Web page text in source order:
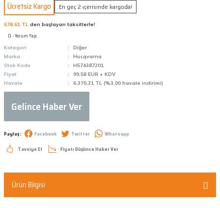
Ücretsiz Kargo En geç 2 içerisinde kargoda!
678,61 TL den başlayan taksitlerle!
0 - Yorum Yap
Kategori
Diğer
Marka
Husqvarna
Stok Kodu
H574387201
Fiyat
99,58 EUR + KDV
Havale
6.370,21 TL (%3,00 havale indirimi)
Gelince Haber Ver
Paylaş : Facebook Twitter
Whatsapp
Tavsiye Et
Fiyatı Düşünce Haber Ver
Ürün Bilgisi